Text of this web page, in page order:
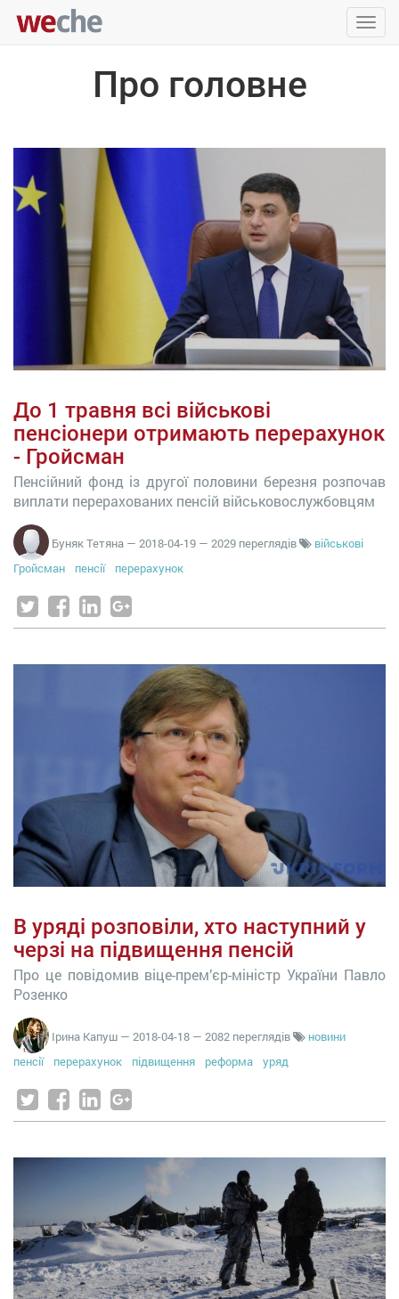
Про головне
До 1 травня всі військові
пенсіонери отримають перерахунок
- Гройсман
Пенсійний фонд із другої половини березня розпочав
виплати перерахованих пенсій військовослужбовцям
Буняк Тетяна — 2018-04-19 — 2029 переглядів
військові
Гройсман
пенсії перерахунок
В уряді розповіли, хто наступний у
черзі на підвищення пенсій
Про це повідомив віце-прем’єр-міністр України Павло
Розенко
Ірина Капуш — 2018-04-18 — 2082 переглядів
новини
пенсії
перерахунок підвищення реформа уряд